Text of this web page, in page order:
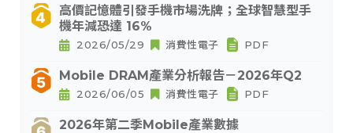
高價記憶體引發手機市場洗牌；全球智慧型手
機年減恐達 16%
2026/05/29 消費性電子 PDF
Mobile DRAM產業分析報告－2026年Q2
2026/06/05 消費性電子 PDF
2026年第二季Mobile產業數據